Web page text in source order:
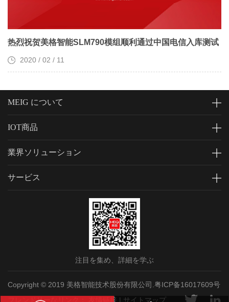
热烈祝贺美格智能SLM790模组顺利通过中国电信入库测试
2020 / 02 / 11
MEIG について
IOT商品
業界ソリューション
サービス
注目を集め、詳細を学ぶ
Copyright © 2019 美格智能技术股份有限公司.粤ICP备16017609号
フレンドリーなリンク：
友情链接 | サイトマップ